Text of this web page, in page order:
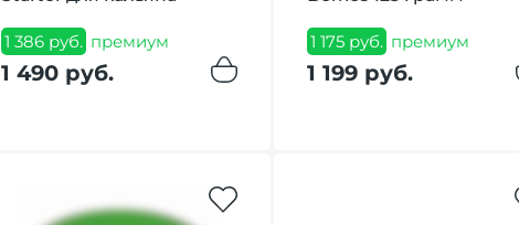
1 386 руб. премиум
1 490 руб.
1 175 руб. премиум
1 199 руб.